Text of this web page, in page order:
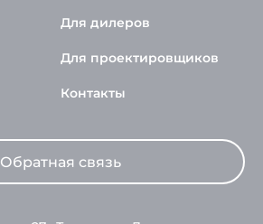
Для дилеров
Для проектировщиков
Контакты
Обратная связь